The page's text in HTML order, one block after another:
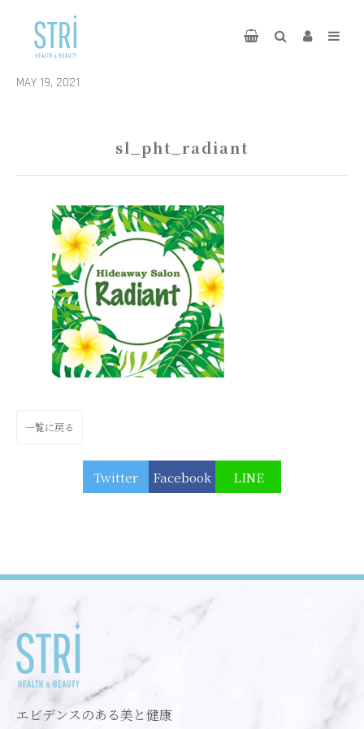
MAY 19, 2021
sl_pht_radiant
一覧に戻る
Twitter Facebook LINE
エビデンスのある美と健康